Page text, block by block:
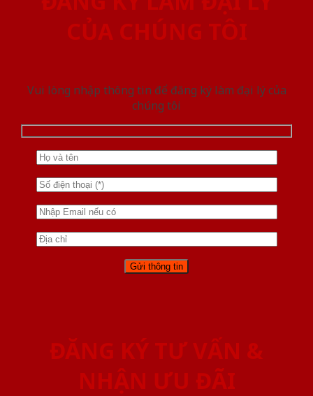
CỦA CHÚNG TÔI
Vui lòng nhập thông tin để đăng ký làm đại lý của
chúng tôi
ĐĂNG KÝ TƯ VẤN &
NHẬN ƯU ĐÃI